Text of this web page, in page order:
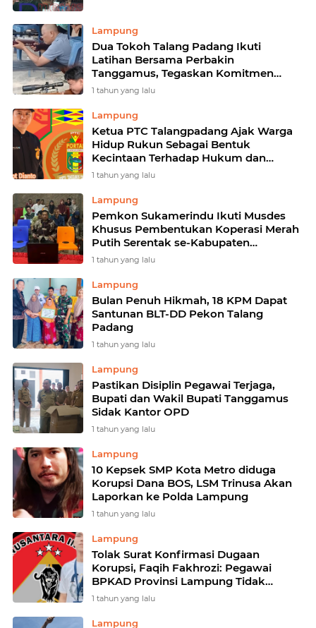
Lampung
Dua Tokoh Talang Padang Ikuti
Latihan Bersama Perbakin
Tanggamus, Tegaskan Komitmen
Majukan Organisasi
1 tahun yang lalu
Lampung
Ketua PTC Talangpadang Ajak Warga
Hidup Rukun Sebagai Bentuk
Kecintaan Terhadap Hukum dan
Aturan
1 tahun yang lalu
Lampung
Pemkon Sukamerindu Ikuti Musdes
Khusus Pembentukan Koperasi Merah
Putih Serentak se-Kabupaten
Tanggamus
1 tahun yang lalu
Lampung
Bulan Penuh Hikmah, 18 KPM Dapat
Santunan BLT-DD Pekon Talang
Padang
1 tahun yang lalu
Lampung
Pastikan Disiplin Pegawai Terjaga,
Bupati dan Wakil Bupati Tanggamus
Sidak Kantor OPD
1 tahun yang lalu
Lampung
10 Kepsek SMP Kota Metro diduga
Korupsi Dana BOS, LSM Trinusa Akan
Laporkan ke Polda Lampung
1 tahun yang lalu
Lampung
Tolak Surat Konfirmasi Dugaan
Korupsi, Faqih Fakhrozi: Pegawai
BPKAD Provinsi Lampung Tidak
Proporsional
1 tahun yang lalu
Lampung